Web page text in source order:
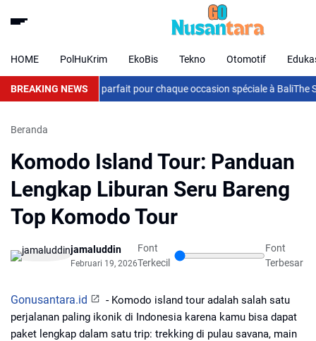
HOME PolHuKrim EkoBis Tekno Otomotif
BREAKING NEWS
de fleurs parfait pour chaque occasion spéciale à BaliThe
Beranda
Komodo Island Tour: Panduan
Lengkap Liburan Seru Bareng
Top Komodo Tour
jamaluddin
Februari 19, 2026
Font
Terkecil
Font
Terbesar
Gonusantara.id - Komodo island tour adalah salah satu
perjalanan paling ikonik di Indonesia karena kamu bisa dapat
paket lengkap dalam satu trip: trekking di pulau savana, main